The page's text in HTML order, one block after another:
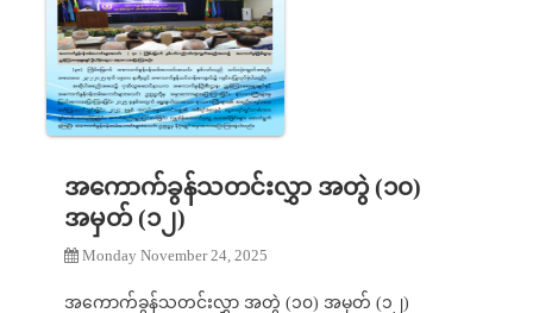
အကောက်ခွန်သတင်းလွှာ အတွဲ (၁၀)
အမှတ် (၁၂)
Monday November 24, 2025
အကောက်ခွန်သတင်းလွှာ အတွဲ (၁၀) အမှတ် (၁၂)